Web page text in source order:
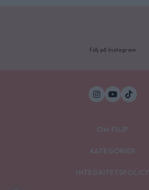
Följ på Instagram
Om Filip
Kategorier
Integritetspolicy